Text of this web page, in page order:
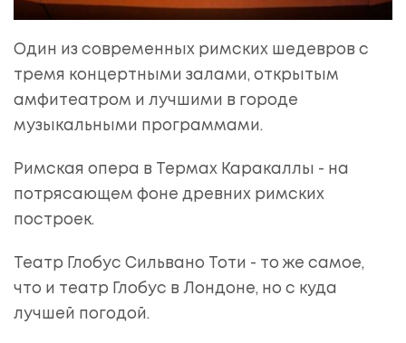
Один из современных римских шедевров с
тремя концертными залами, открытым
амфитеатром и лучшими в городе
музыкальными программами.
Римская опера в Термах Каракаллы - на
потрясающем фоне древних римских
построек.
Театр Глобус Сильвано Тоти - то же самое,
что и театр Глобус в Лондоне, но с куда
лучшей погодой.